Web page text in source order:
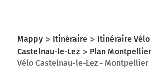
Mappy Itinéraire Itinéraire Vélo
Castelnau-le-Lez
Plan Montpellier
Vélo Castelnau-le-Lez - Montpellier